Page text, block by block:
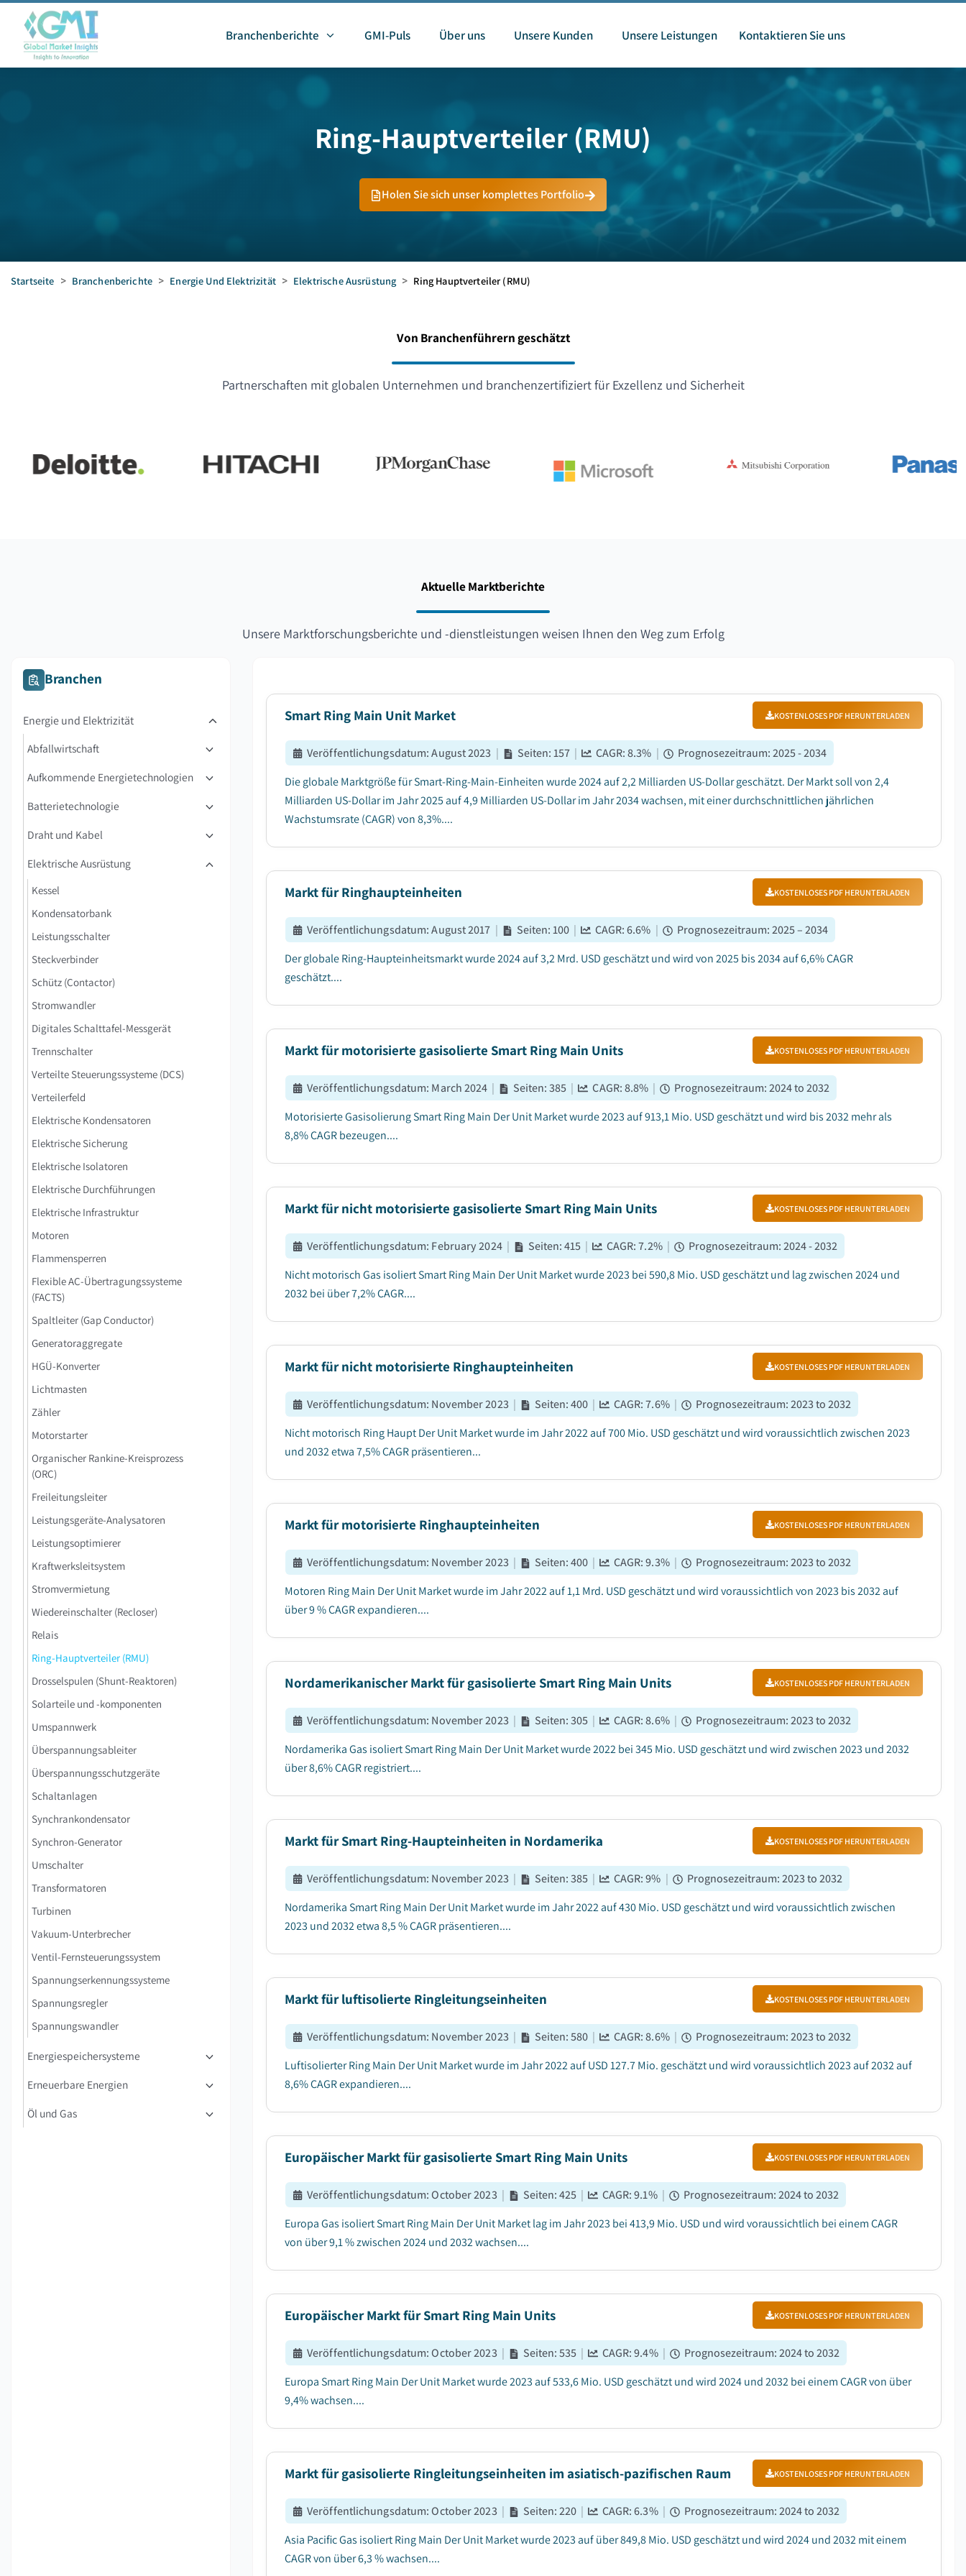
Branchenberichte GMI-Puls Über uns Unsere Kunden Unsere Leistungen Kontaktieren Sie uns
Ring-Hauptverteiler (RMU)
Holen Sie sich unser komplettes Portfolio
Startseite > Branchenberichte > Energie Und Elektrizität > Elektrische Ausrüstung > Ring Hauptverteiler (RMU)
Von Branchenführern geschätzt
Partnerschaften mit globalen Unternehmen und branchenzertifiziert für Exzellenz und Sicherheit
Aktuelle Marktberichte
Unsere Marktforschungsberichte und -dienstleistungen weisen Ihnen den Weg zum Erfolg
Branchen
Energie und Elektrizität
Abfallwirtschaft
Aufkommende Energietechnologien
Batterietechnologie
Draht und Kabel
Elektrische Ausrüstung
Kessel
Kondensatorbank
Leistungsschalter
Steckverbinder
Schütz (Contactor)
Stromwandler
Digitales Schalttafel-Messgerät
Trennschalter
Verteilte Steuerungssysteme (DCS)
Verteilerfeld
Elektrische Kondensatoren
Elektrische Sicherung
Elektrische Isolatoren
Elektrische Durchführungen
Elektrische Infrastruktur
Motoren
Flammensperren
Flexible AC-Übertragungssysteme
(FACTS)
Spaltleiter (Gap Conductor)
Generatoraggregate
HGÜ-Konverter
Lichtmasten
Zähler
Motorstarter
Organischer Rankine-Kreisprozess
(ORC)
Freileitungsleiter
Leistungsgeräte-Analysatoren
Leistungsoptimierer
Kraftwerksleitsystem
Stromvermietung
Wiedereinschalter (Recloser)
Relais
Ring-Hauptverteiler (RMU)
Drosselspulen (Shunt-Reaktoren)
Solarteile und -komponenten
Umspannwerk
Überspannungsableiter
Überspannungsschutzgeräte
Schaltanlagen
Synchrankondensator
Synchron-Generator
Umschalter
Transformatoren
Turbinen
Vakuum-Unterbrecher
Ventil-Fernsteuerungssystem
Spannungserkennungssysteme
Spannungsregler
Spannungswandler
Energiespeichersysteme
Erneuerbare Energien
Öl und Gas
Smart Ring Main Unit Market KOSTENLOSES PDF HERUNTERLADEN
Veröffentlichungsdatum:August 2023 | Seiten:157 | CAGR:8.3% | Prognosezeitraum:2025 - 2034
Die globale Marktgröße für Smart-Ring-Main-Einheiten wurde 2024 auf 2,2 Milliarden US-Dollar geschätzt. Der Markt soll von 2,4
Milliarden US-Dollar im Jahr 2025 auf 4,9 Milliarden US-Dollar im Jahr 2034 wachsen, mit einer durchschnittlichen jährlichen
Wachstumsrate (CAGR) von 8,3%....
Markt für Ringhaupteinheiten KOSTENLOSES PDF HERUNTERLADEN
Veröffentlichungsdatum:August 2017 | Seiten:100 | CAGR:6.6% | Prognosezeitraum:2025 – 2034
Der globale Ring-Haupteinheitsmarkt wurde 2024 auf 3,2 Mrd. USD geschätzt und wird von 2025 bis 2034 auf 6,6% CAGR
geschätzt....
Markt für motorisierte gasisolierte Smart Ring Main Units KOSTENLOSES PDF HERUNTERLADEN
Veröffentlichungsdatum: March 2024 | Seiten:385 | CAGR:8.8% | Prognosezeitraum:2024 to 2032
Motorisierte Gasisolierung Smart Ring Main Der Unit Market wurde 2023 auf 913,1 Mio. USD geschätzt und wird bis 2032 mehr als
8,8% CAGR bezeugen....
Markt für nicht motorisierte gasisolierte Smart Ring Main Units KOSTENLOSES PDF HERUNTERLADEN
Veröffentlichungsdatum: February 2024 | Seiten:415 | CAGR:7.2% | Prognosezeitraum:2024 - 2032
Nicht motorisch Gas isoliert Smart Ring Main Der Unit Market wurde 2023 bei 590,8 Mio. USD geschätzt und lag zwischen 2024 und
2032 bei über 7,2% CAGR....
Markt für nicht motorisierte Ringhaupteinheiten KOSTENLOSES PDF HERUNTERLADEN
Veröffentlichungsdatum: November 2023 | Seiten:400 | CAGR:7.6% | Prognosezeitraum:2023 to 2032
Nicht motorisch Ring Haupt Der Unit Market wurde im Jahr 2022 auf 700 Mio. USD geschätzt und wird voraussichtlich zwischen 2023
und 2032 etwa 7,5% CAGR präsentieren...
Markt für motorisierte Ringhaupteinheiten KOSTENLOSES PDF HERUNTERLADEN
Veröffentlichungsdatum: November 2023 | Seiten:400 | CAGR:9.3% | Prognosezeitraum:2023 to 2032
Motoren Ring Main Der Unit Market wurde im Jahr 2022 auf 1,1 Mrd. USD geschätzt und wird voraussichtlich von 2023 bis 2032 auf
über 9 % CAGR expandieren....
Nordamerikanischer Markt für gasisolierte Smart Ring Main Units KOSTENLOSES PDF HERUNTERLADEN
Veröffentlichungsdatum: November 2023 | Seiten:305 | CAGR:8.6% | Prognosezeitraum:2023 to 2032
Nordamerika Gas isoliert Smart Ring Main Der Unit Market wurde 2022 bei 345 Mio. USD geschätzt und wird zwischen 2023 und 2032
über 8,6% CAGR registriert....
Markt für Smart Ring-Haupteinheiten in Nordamerika KOSTENLOSES PDF HERUNTERLADEN
Veröffentlichungsdatum: November 2023 | Seiten:385 | CAGR:9% | Prognosezeitraum:2023 to 2032
Nordamerika Smart Ring Main Der Unit Market wurde im Jahr 2022 auf 430 Mio. USD geschätzt und wird voraussichtlich zwischen
2023 und 2032 etwa 8,5 % CAGR präsentieren....
Markt für luftisolierte Ringleitungseinheiten KOSTENLOSES PDF HERUNTERLADEN
Veröffentlichungsdatum: November 2023 | Seiten:580 | CAGR:8.6% | Prognosezeitraum:2023 to 2032
Luftisolierter Ring Main Der Unit Market wurde im Jahr 2022 auf USD 127.7 Mio. geschätzt und wird voraussichtlich 2023 auf 2032 auf
8,6% CAGR expandieren....
Europäischer Markt für gasisolierte Smart Ring Main Units KOSTENLOSES PDF HERUNTERLADEN
Veröffentlichungsdatum:October 2023 | Seiten:425 | CAGR:9.1% | Prognosezeitraum:2024 to 2032
Europa Gas isoliert Smart Ring Main Der Unit Market lag im Jahr 2023 bei 413,9 Mio. USD und wird voraussichtlich bei einem CAGR
von über 9,1 % zwischen 2024 und 2032 wachsen....
Europäischer Markt für Smart Ring Main Units KOSTENLOSES PDF HERUNTERLADEN
Veröffentlichungsdatum:October 2023 | Seiten:535 | CAGR:9.4% | Prognosezeitraum:2024 to 2032
Europa Smart Ring Main Der Unit Market wurde 2023 auf 533,6 Mio. USD geschätzt und wird 2024 und 2032 bei einem CAGR von über
9,4% wachsen....
Markt für gasisolierte Ringleitungseinheiten im asiatisch-pazifischen Raum KOSTENLOSES PDF HERUNTERLADEN
Veröffentlichungsdatum:October 2023 | Seiten:220 | CAGR:6.3% | Prognosezeitraum:2024 to 2032
Asia Pacific Gas isoliert Ring Main Der Unit Market wurde 2023 auf über 849,8 Mio. USD geschätzt und wird 2024 und 2032 mit einem
CAGR von über 6,3 % wachsen....